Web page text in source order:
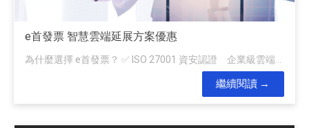
e首發票 智慧雲端延展方案優惠
為什麼選擇 e首發票？ ✅ ISO 27001 資安認證 企業級雲端...
繼續閱讀